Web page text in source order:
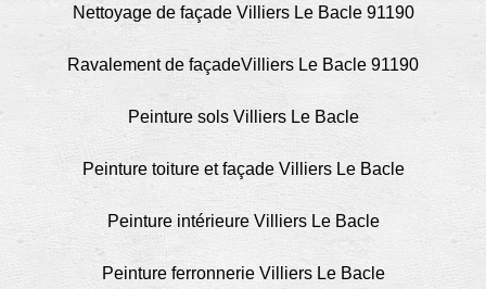
Nettoyage de façade Villiers Le Bacle 91190
Ravalement de façadeVilliers Le Bacle 91190
Peinture sols Villiers Le Bacle
Peinture toiture et façade Villiers Le Bacle
Peinture intérieure Villiers Le Bacle
Peinture ferronnerie Villiers Le Bacle